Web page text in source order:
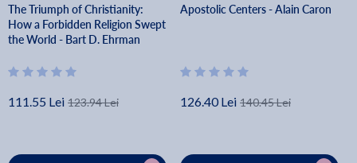
The Triumph of Christianity:
How a Forbidden Religion Swept
the World - Bart D. Ehrman
111.55 Lei 123.94 Lei
Apostolic Centers - Alain Caron
126.40 Lei 140.45 Lei